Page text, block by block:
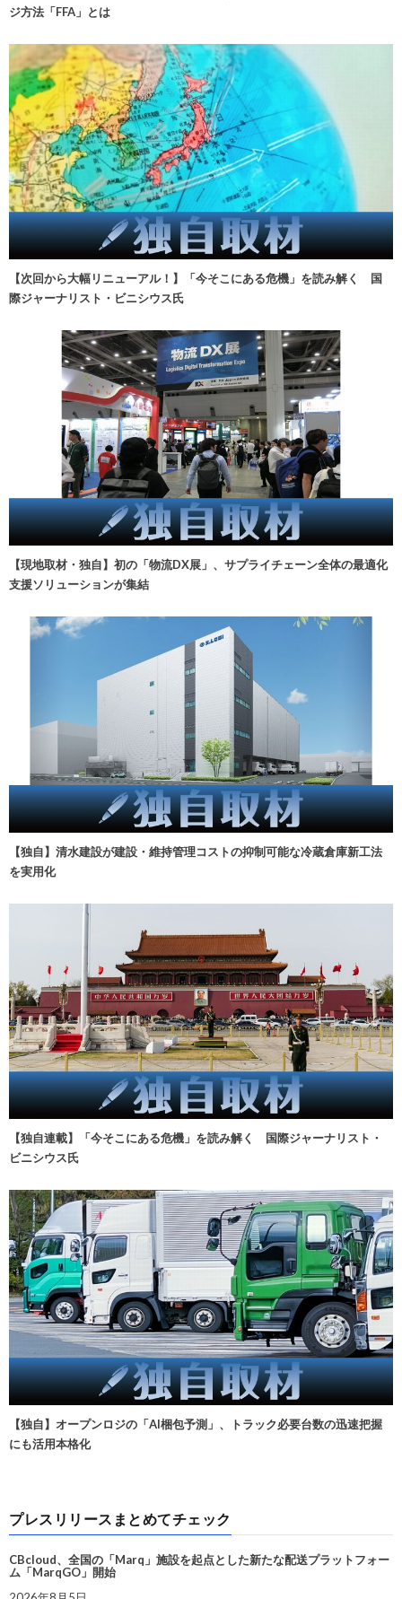
ジ方法「FFA」とは
【次回から大幅リニューアル！】「今そこにある危機」を読み解く 国
際ジャーナリスト・ビニシウス氏
【現地取材・独自】初の「物流DX展」、サプライチェーン全体の最適化
支援ソリューションが集結
【独自】清水建設が建設・維持管理コストの抑制可能な冷蔵倉庫新工法
を実用化
【独自連載】「今そこにある危機」を読み解く 国際ジャーナリスト・
ビニシウス氏
【独自】オープンロジの「AI梱包予測」、トラック必要台数の迅速把握
にも活用本格化
プレスリリースまとめてチェック
CBcloud、全国の「Marq」施設を起点とした新たな配送プラットフォー
ム「MarqGO」開始